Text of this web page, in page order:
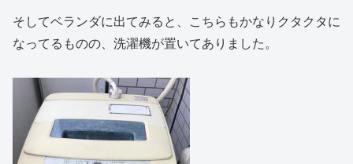
そしてベランダに出てみると、こちらもかなりクタクタに
なってるものの、洗濯機が置いてありました。